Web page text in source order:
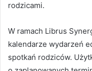
rodzicami.
W ramach Librus
kalendarze wydarzeń
spotkań rodziców.